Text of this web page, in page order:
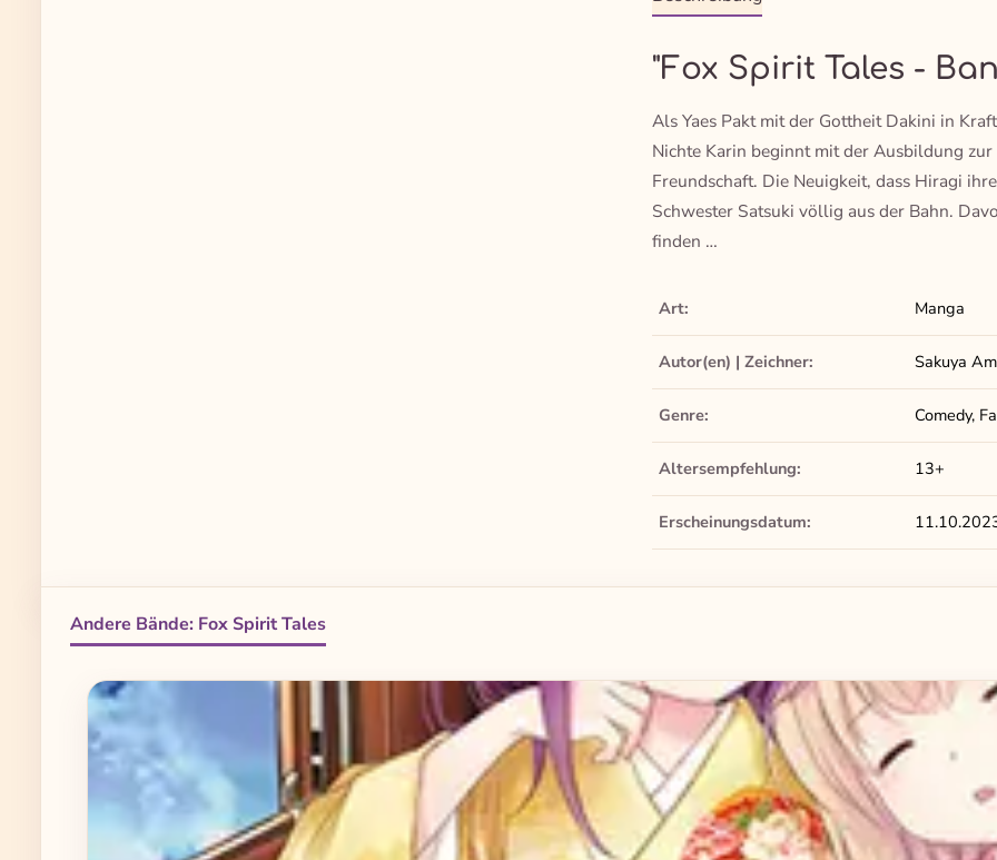
"Fox Spirit Tales -
Als Yaes Pakt mit der Gottheit Dakini in
Nichte Karin beginnt mit der Ausbildung
Freundschaft. Die Neuigkeit, dass Hiragi
Schwester Satsuki völlig aus der Bahn.
finden …
Art: Manga
Autor(en) | Zeichner: Sakuya
Genre: Comedy,
Altersempfehlung: 13+
Erscheinungsdatum:
Andere Bände: Fox Spirit Tales
Produktgalerie überspringen